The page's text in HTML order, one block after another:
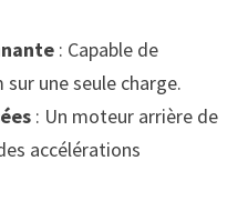
: Capable de
sur une seule charge.
: Un moteur arrière de
accélérations